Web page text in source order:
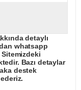
detaylı
whatsapp
Bazı detaylar
destek